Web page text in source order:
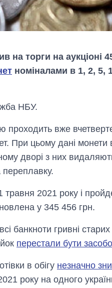
на торги на аукціоні
номіналами в 1, 2, 5,
НБУ.
проходить вже
При цьому дані монети
дворі з них
переплавку.
травня 2021 року і
у 345 456 грн.
гривні старих
перестали бути
в обігу незначно
року на одного